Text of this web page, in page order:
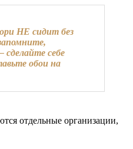
НЕ сидит без
сделайте себе
обои на
отдельные организации,